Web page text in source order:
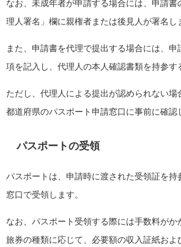
なお、未成年者が申請する場合には、申請書
理人署名」欄に親権者または後見人が署名し
また、申請書を代理で提出する場合には、
項を記入し、代理人の本人確認書類を持参す
ただし、代理人による提出が認められない場
都道府県のパスポート申請窓口に事前に確認
パスポートの受領
パスポートは、申請時に渡された受領証を持
窓口で受領します。
なお、パスポート受領する際には手数料がか
旅券の種類に応じて、必要額の収入証紙およ